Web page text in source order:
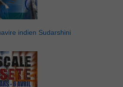
indien Sudarshini